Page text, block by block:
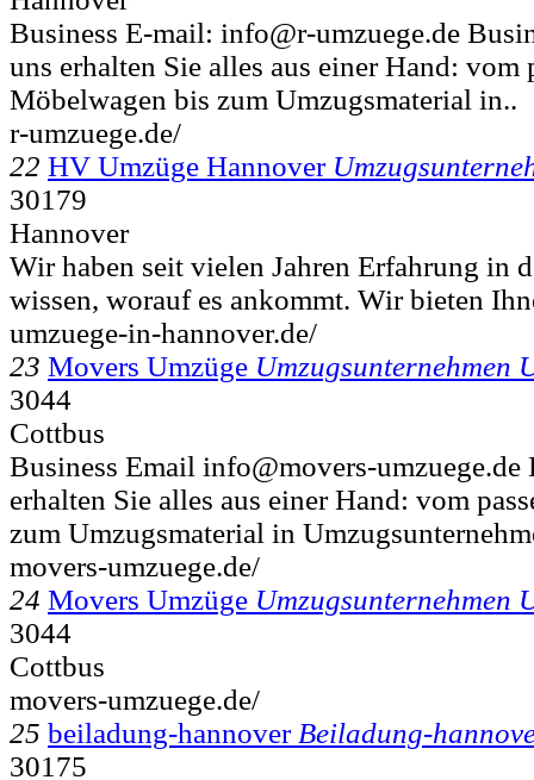
Business E-mail: info@r-umzuege.de
uns erhalten Sie alles aus einer Hand: vom
Möbelwagen bis zum Umzugsmaterial in..
r-umzuege.de/
22 HV Umzüge Hannover
30179
Hannover
Wir haben seit vielen Jahren Erfahrung in
wissen, worauf es ankommt. Wir bieten
umzuege-in-hannover.de/
23 Movers Umzüge Umzugsunternehmen
3044
Cottbus
Business Email info@movers-
erhalten Sie alles aus einer Hand: vom
zum Umzugsmaterial in
movers-umzuege.de/
24 Movers Umzüge Umzugsunternehmen
3044
Cottbus
movers-umzuege.de/
25 beiladung-hannover Beiladung-
30175